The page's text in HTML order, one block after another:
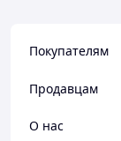
Покупателям
Продавцам
О нас